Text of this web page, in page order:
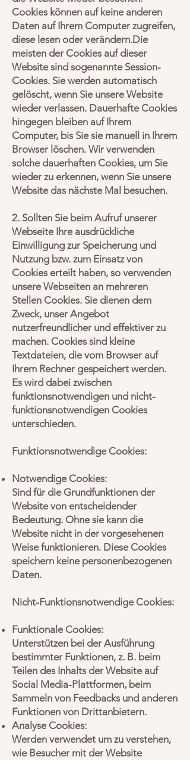
Cookies können auf keine anderen
Daten auf Ihrem Computer zugreifen,
diese lesen oder verändern.Die
meisten der Cookies auf dieser
Website sind sogenannte Session-
Cookies. Sie werden automatisch
gelöscht, wenn Sie unsere Website
wieder verlassen. Dauerhafte Cookies
hingegen bleiben auf Ihrem
Computer, bis Sie sie manuell in Ihrem
Browser löschen. Wir verwenden
solche dauerhaften Cookies, um Sie
wieder zu erkennen, wenn Sie unsere
Website das nächste Mal besuchen.
2. Sollten Sie beim Aufruf unserer
Webseite Ihre ausdrückliche
Einwilligung zur Speicherung und
Nutzung bzw. zum Einsatz von
Cookies erteilt haben, so verwenden
unsere Webseiten an mehreren
Stellen Cookies. Sie dienen dem
Zweck, unser Angebot
nutzerfreundlicher und effektiver zu
machen. Cookies sind kleine
Textdateien, die vom Browser auf
Ihrem Rechner gespeichert werden.
Es wird dabei zwischen
funktionsnotwendigen und nicht-
funktionsnotwendigen Cookies
unterschieden.
Funktionsnotwendige Cookies:
Notwendige Cookies:
Sind für die Grundfunktionen der
Website von entscheidender
Bedeutung. Ohne sie kann die
Website nicht in der vorgesehenen
Weise funktionieren. Diese Cookies
speichern keine personenbezogenen
Daten.
Nicht-Funktionsnotwendige Cookies:
Funktionale Cookies:
Unterstützen bei der Ausführung
bestimmter Funktionen, z. B. beim
Teilen des Inhalts der Website auf
Social Media-Plattformen, beim
Sammeln von Feedbacks und anderen
Funktionen von Drittanbietern.
Analyse Cookies:
Werden verwendet um zu verstehen,
wie Besucher mit der Website